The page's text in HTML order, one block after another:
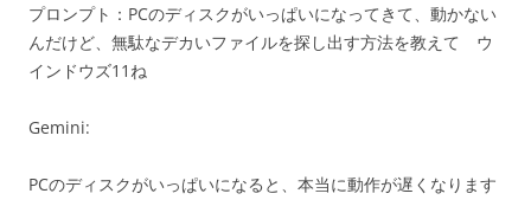
プロンプト： PCのディスクがいっぱいになってきて、動かない
んだけど、無駄なデカいファイルを探し出す方法を教えて ウ
インドウズ11ね
Gemini:
PCのディスクがいっぱいになると、本当に動作が遅くなります